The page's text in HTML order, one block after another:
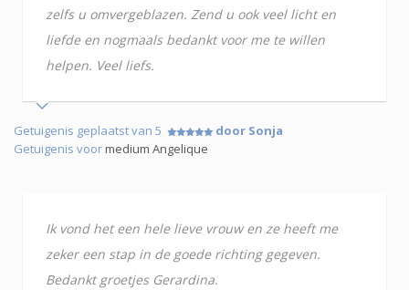
zelfs u omvergeblazen. Zend u ook veel licht en
liefde en nogmaals bedankt voor me te willen
helpen. Veel liefs.
Getuigenis geplaatst van 5
door Sonja
Getuigenis voormedium Angelique
Ik vond het een hele lieve vrouw en ze heeft me
zeker een stap in de goede richting gegeven.
Bedankt groetjes Gerardina.